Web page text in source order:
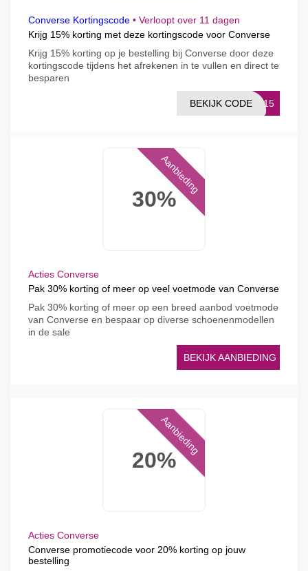
Converse Kortingscode • Verloopt over 11 dagen
Krijg 15% korting met deze kortingscode voor Converse
Krijg 15% korting op je bestelling bij Converse door deze
kortingscode tijdens het afrekenen in te vullen en direct te
besparen
NL15
BEKIJK CODE
30%
Aanbieding
Acties Converse
Pak 30% korting of meer op veel voetmode van Converse
Pak 30% korting of meer op een breed aanbod voetmode
van Converse en bespaar op diverse schoenenmodellen
in de sale
BEKIJK AANBIEDING
20%
Aanbieding
Acties Converse
Converse promotiecode voor 20% korting op jouw
bestelling